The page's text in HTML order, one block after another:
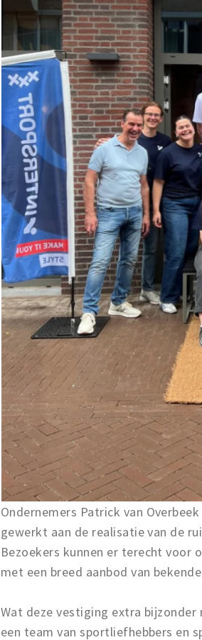
Ondernemers Patrick van
gewerkt aan de realisatie van de
Bezoekers kunnen er terecht voor
met een breed aanbod van
Wat deze vestiging extra
een team van sportliefhebbers en